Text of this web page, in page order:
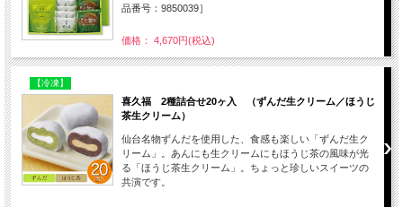
品番号：9850039］
価格： 4,670円(税込)
【冷凍】
喜久福 2種詰合せ20ヶ入 （ずんだ生クリーム／ほうじ
茶生クリーム）
仙台名物ずんだを使用した、食感も楽しい「ずんだ生ク
リーム」。あんにも生クリームにもほうじ茶の風味が光
る「ほうじ茶生クリーム」。ちょっと珍しいスイーツの
共演です。